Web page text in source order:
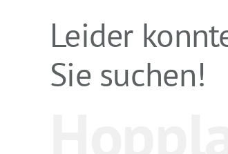
Leider
Sie suchen!